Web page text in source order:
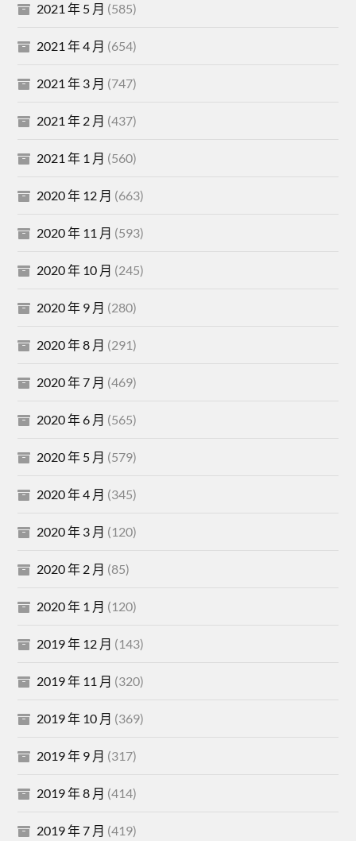
2021 年 5 月 (585)
2021 年 4 月 (654)
2021 年 3 月 (747)
2021 年 2 月 (437)
2021 年 1 月 (560)
2020 年 12 月 (663)
2020 年 11 月 (593)
2020 年 10 月 (245)
2020 年 9 月 (280)
2020 年 8 月 (291)
2020 年 7 月 (469)
2020 年 6 月 (565)
2020 年 5 月 (579)
2020 年 4 月 (345)
2020 年 3 月 (120)
2020 年 2 月 (85)
2020 年 1 月 (120)
2019 年 12 月 (143)
2019 年 11 月 (320)
2019 年 10 月 (369)
2019 年 9 月 (317)
2019 年 8 月 (414)
2019 年 7 月 (419)